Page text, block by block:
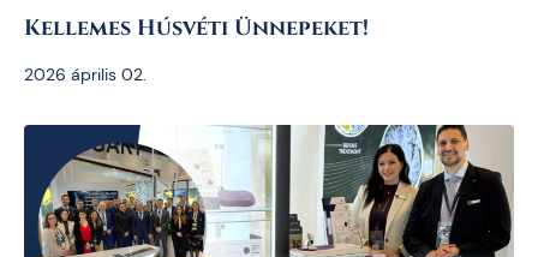
Kellemes Húsvéti Ünnepeket!
2026 április 02.